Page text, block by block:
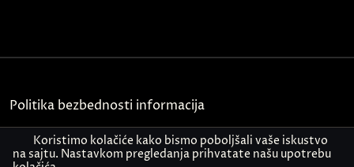
Politika bezbednosti informacija
Kontakt
Koristimo kolačiće kako bismo poboljšali vaše iskustvo
na sajtu. Nastavkom pregledanja prihvatate našu upotrebu